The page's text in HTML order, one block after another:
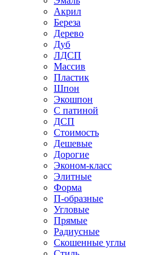
Акрил
Береза
Дерево
Дуб
ЛДСП
Массив
Пластик
Шпон
Экошпон
С патиной
ДСП
Стоимость
Дешевые
Дорогие
Эконом-класс
Элитные
Форма
П-образные
Угловые
Прямые
Радиусные
Скошенные углы